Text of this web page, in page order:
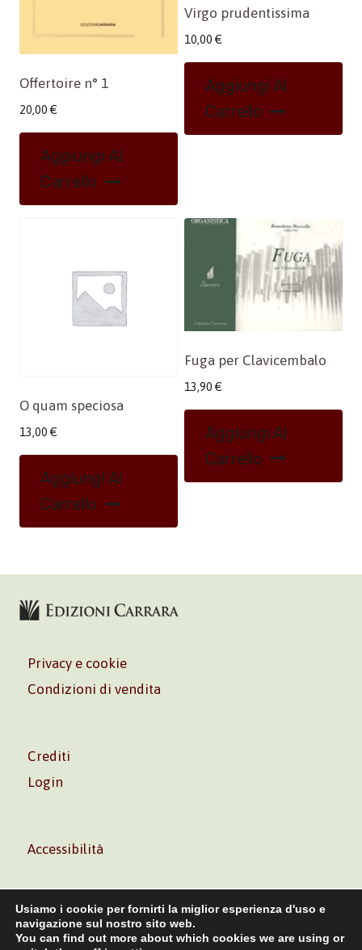
Offertoire n° 1
20,00 €
Aggiungi Al
Carrello
Virgo prudentissima
10,00 €
Aggiungi Al
Carrello
O quam speciosa
13,00 €
Aggiungi Al
Carrello
Fuga per Clavicembalo
13,90 €
Aggiungi Al
Carrello
Privacy e cookie
Condizioni di vendita
Crediti
Login
Accessibilità
Volontè & Co. Srl – P.I. 06181480960 –info@volonte-
Usiamo i cookie per fornirti la miglior esperienza d'uso e
navigazione sul nostro sito web.
You can find out more about which cookies we are using or